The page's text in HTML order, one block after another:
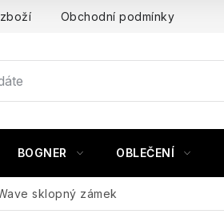
Obchodní podmínky
BOGNER OBLEČENÍ
sklopný zámek